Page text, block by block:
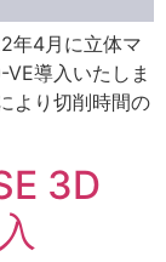
年4月に立体マ
導入いたしま
より切削時間の
3D